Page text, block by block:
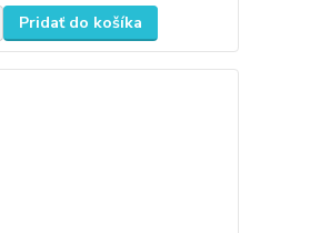
Pridať do košíka